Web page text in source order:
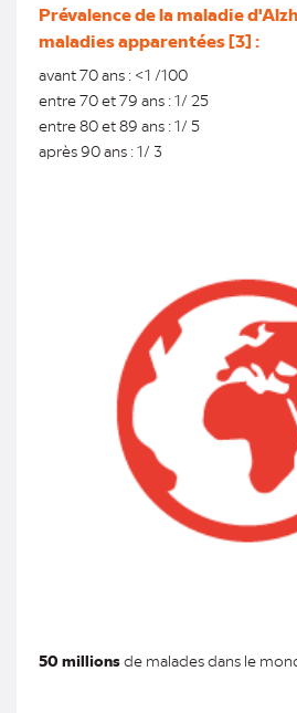
Prévalence de la maladie
maladies apparentées[3] :
avant 70 ans : <1 /100
entre 70 et 79 ans : 1/ 25
entre 80 et 89 ans :1/ 5
après 90 ans :1/ 3
50 millionsde malades dans le